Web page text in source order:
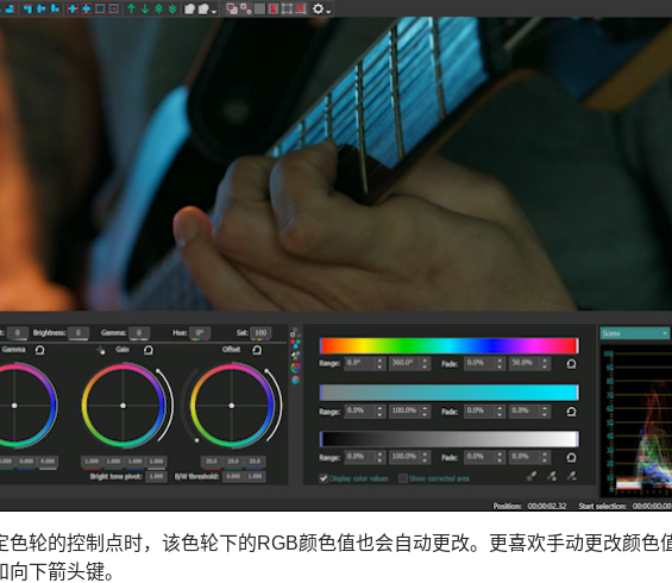
色轮的控制点时，该色轮下的RGB颜色值也会自动更改。更喜欢手动更改颜色
下箭头键。